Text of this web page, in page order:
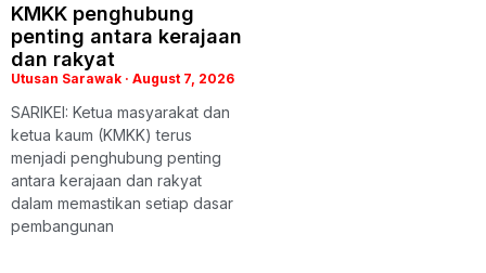
KMKK penghubung
penting antara kerajaan
dan rakyat
Utusan Sarawak August 7, 2026
SARIKEI: Ketua masyarakat dan
ketua kaum (KMKK) terus
menjadi penghubung penting
antara kerajaan dan rakyat
dalam memastikan setiap dasar
pembangunan